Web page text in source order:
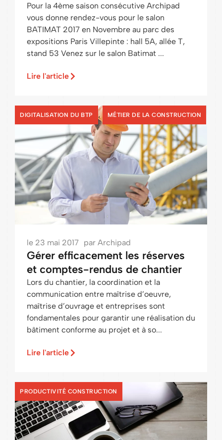
Pour la 4ème saison consécutive Archipad
vous donne rendez-vous pour le salon
BATIMAT 2017 en Novembre au parc des
expositions Paris Villepinte : hall 5A, allée T,
stand 53 Venez sur le salon Batimat ...
Lire l'article
DIGITALISATION DU BTP , MÉTIER DE LA CONSTRUCTION
le 23 mai 2017 par Archipad
Gérer efficacement les réserves
et comptes-rendus de chantier
Lors du chantier, la coordination et la
communication entre maîtrise d’oeuvre,
maîtrise d’ouvrage et entreprises sont
fondamentales pour garantir une réalisation du
bâtiment conforme au projet et à so...
Lire l'article
PRODUCTIVITÉ CONSTRUCTION